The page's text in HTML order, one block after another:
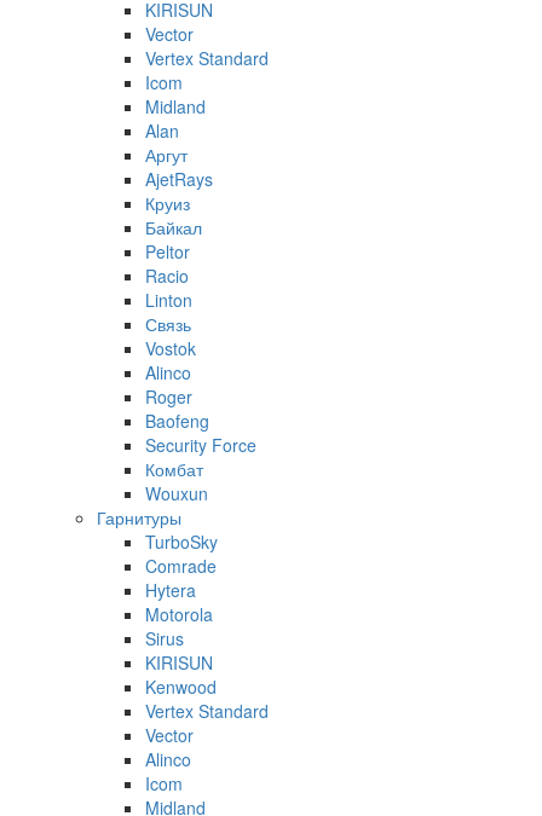
KIRISUN
Vector
Vertex Standard
Icom
Midland
Alan
Аргут
AjetRays
Круиз
Байкал
Peltor
Racio
Linton
Связь
Vostok
Alinco
Roger
Baofeng
Security Force
Комбат
Wouxun
Гарнитуры
TurboSky
Comrade
Hytera
Motorola
Sirus
KIRISUN
Kenwood
Vertex Standard
Vector
Alinco
Icom
Midland